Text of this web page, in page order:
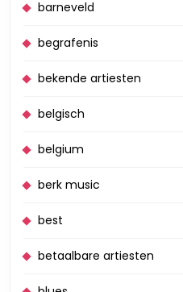
barneveld
begrafenis
bekende artiesten
belgisch
belgium
berk music
best
betaalbare artiesten